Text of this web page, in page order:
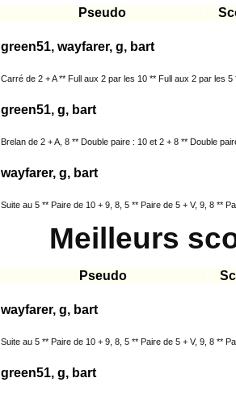
Pseudo
green51, wayfarer, g, bart
Carré de 2 + A ** Full aux 2 par les 10 ** Full aux 2 par les
green51, g, bart
Brelan de 2 + A, 8 ** Double paire : 10 et 2 + 8 ** Double
wayfarer, g, bart
Suite au 5 ** Paire de 10 + 9, 8, 5 ** Paire de 5 + V, 9, 8 **
Meilleurs
Pseudo
wayfarer, g, bart
Suite au 5 ** Paire de 10 + 9, 8, 5 ** Paire de 5 + V, 9, 8 **
green51, g, bart